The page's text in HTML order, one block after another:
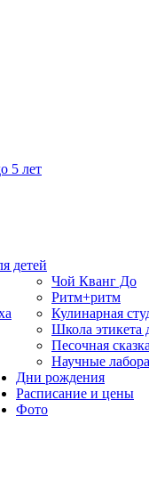
5 лет
детей
Чой Кванг До
Ритм+ритм
Кулинарная
Школа этикета
Песочная
Научные
Дни рождения
Расписание и цены
Фото